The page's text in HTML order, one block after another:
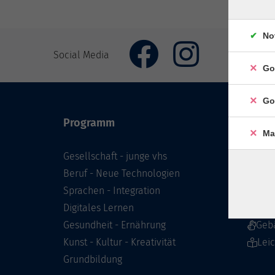
Social Media
Programm
Gesellschaft - junge vhs
Beruf - Neue Technologien
Sprachen - Integration
Digitales Lernen
Gesundheit - Ernährung
Kunst - Kultur - Kreativität
Grundbildung